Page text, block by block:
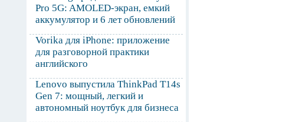
Pro 5G: AMOLED-экран, емкий
аккумулятор и 6 лет обновлений
Vorika для iPhone: приложение
для разговорной практики
английского
Lenovo выпустила ThinkPad T14s
Gen 7: мощный, легкий и
автономный ноутбук для бизнеса